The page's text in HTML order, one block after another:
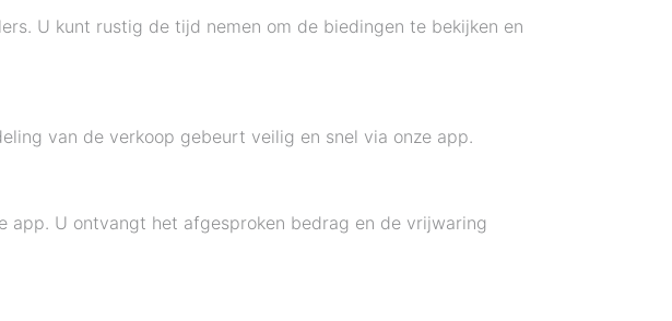
U kunt rustig de tijd nemen om de biedingen te bekijken en
van de verkoop gebeurt veilig en snel via onze app.
U ontvangt het afgesproken bedrag en de vrijwaring